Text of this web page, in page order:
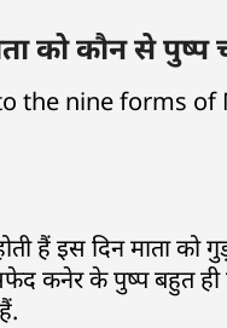
कौन से पुष्प
the nine forms of
हैं इस दिन माता
कनेर के पुष्प बहुत